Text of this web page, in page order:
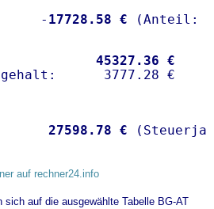
- 17728.58 €
45327.36 €
27598.78 €
auf rechner24.info
sich auf die ausgewählte Tabelle BG-AT